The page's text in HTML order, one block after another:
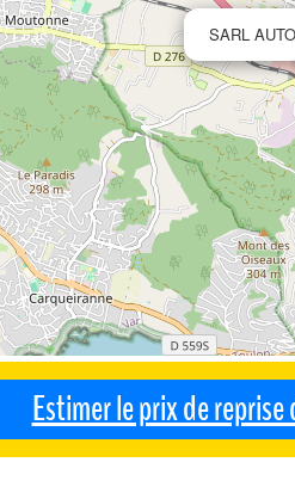
SARL
Estimer le prix de